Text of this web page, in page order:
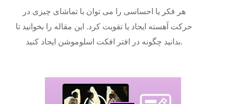
هر فکر یا احساسی را می توان با تماشای چیزی در
حرکت آهسته ایجاد یا تقویت کرد. این مقاله را بخوانید تا
بدانید چگونه در افتر افکت اسلوموشن ایجاد کنید.